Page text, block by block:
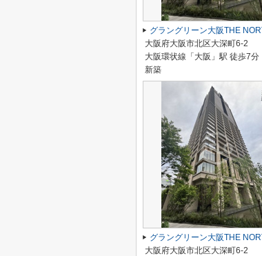
大阪府大阪市北区大深町6-2
大阪環状線「大阪」駅 徒歩7分
新築
大阪府大阪市北区大深町6-2